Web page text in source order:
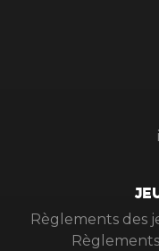
Règlements des